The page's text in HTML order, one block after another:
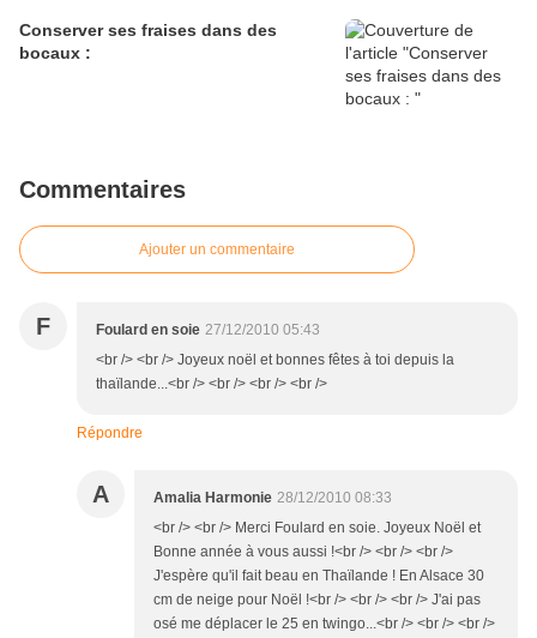
Conserver ses fraises dans des
bocaux :
Commentaires
Ajouter un commentaire
F Foulard en soie 27/12/2010 05:43
<br /> <br /> Joyeux noël et bonnes fêtes à toi depuis la
thaïlande...<br /> <br /> <br /> <br />
Répondre
A Amalia Harmonie 28/12/2010 08:33
<br /> <br /> Merci Foulard en soie. Joyeux Noël et
Bonne année à vous aussi !<br /> <br /> <br />
J'espère qu'il fait beau en Thaïlande ! En Alsace 30
cm de neige pour Noël !<br /> <br /> <br /> J'ai pas
osé me déplacer le 25 en twingo...<br /> <br /> <br />